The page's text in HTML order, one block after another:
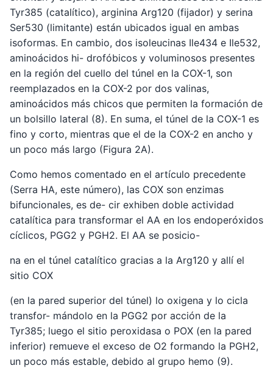
Tyr385 (catalítico), arginina Arg120 (fijador) y serina
Ser530 (limitante) están ubicados igual en ambas
isoformas. En cambio, dos isoleucinas Ile434 e Ile532,
aminoácidos hi- drofóbicos y voluminosos presentes
en la región del cuello del túnel en la COX-1, son
reemplazados en la COX-2 por dos valinas,
aminoácidos más chicos que permiten la formación de
un bolsillo lateral (8). En suma, el túnel de la COX-1 es
fino y corto, mientras que el de la COX-2 en ancho y
un poco más largo (Figura 2A).
Como hemos comentado en el artículo precedente
(Serra HA, este número), las COX son enzimas
bifuncionales, es de- cir exhiben doble actividad
catalítica para transformar el AA en los endoperóxidos
cíclicos, PGG2 y PGH2. El AA se posicio-
na en el túnel catalítico gracias a la Arg120 y allí el
sitio COX
(en la pared superior del túnel) lo oxigena y lo cicla
transfor- mándolo en la PGG2 por acción de la
Tyr385; luego el sitio peroxidasa o POX (en la pared
inferior) remueve el exceso de O2 formando la PGH2,
un poco más estable, debido al grupo hemo (9).